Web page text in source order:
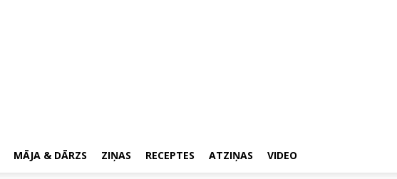
MĀJA & DĀRZS ZIŅAS RECEPTES ATZIŅAS VIDEO